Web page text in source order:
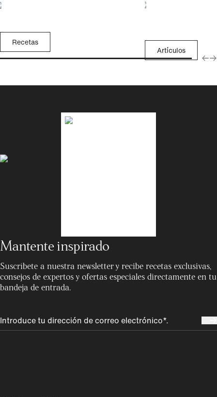
Recetas
Artículos
Mantente inspirado
Suscríbete a nuestra newsletter y recibe recetas exclusivas,
consejos de expertos y ofertas especiales directamente en tu
bandeja de entrada.